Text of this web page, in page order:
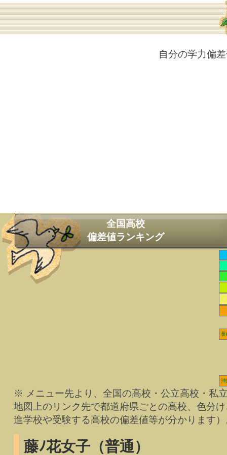
自分の学力偏
全国高校
偏差値ランキング
長
沖
※ メニュー先より、全国の高校・公立高校・私
地図上のリンク先で都道府県ごとの高校、色分
進学校や受験する高校の偏差値等が分かります
藤ﾉ花女子（普通）